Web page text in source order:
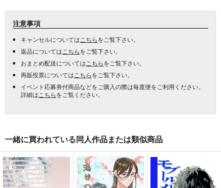
注意事項
キャンセルについては こちらをご覧下さい。
返品については こちらをご覧下さい。
おまとめ配送については こちらをご覧下さい。
再販投票については こちらをご覧下さい。
イベント応募券付商品などをご購入の際は毎度便をご利用ください。
詳細は こちらをご覧ください。
一緒に買われている同人作品または類似商品